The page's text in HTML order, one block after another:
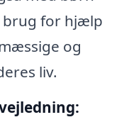
brug for hjælp
og
liv.